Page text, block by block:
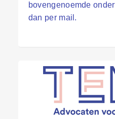
bovengenoemde
dan per mail.